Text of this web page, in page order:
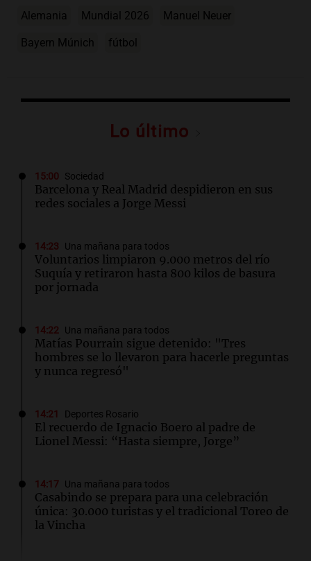
Alemania Mundial 2026 Manuel Neuer
Bayern Múnich fútbol
Lo último
15:00 Sociedad
Barcelona y Real Madrid despidieron en sus
redes sociales a Jorge Messi
14:23 Una mañana para todos
Voluntarios limpiaron 9.000 metros del río
Suquía y retiraron hasta 800 kilos de basura
por jornada
14:22 Una mañana para todos
Matías Pourrain sigue detenido: "Tres
hombres se lo llevaron para hacerle preguntas
y nunca regresó"
14:21 Deportes Rosario
El recuerdo de Ignacio Boero al padre de
Lionel Messi: “Hasta siempre, Jorge”
14:17 Una mañana para todos
Casabindo se prepara para una celebración
única: 30.000 turistas y el tradicional Toreo de
la Vincha